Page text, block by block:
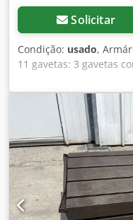
Solicitar
Condição: usado,
11 gavetas: 3 gavetas
altura de 60 mm 1
com altura de 90 mm
1110 mm Peso: aprox.